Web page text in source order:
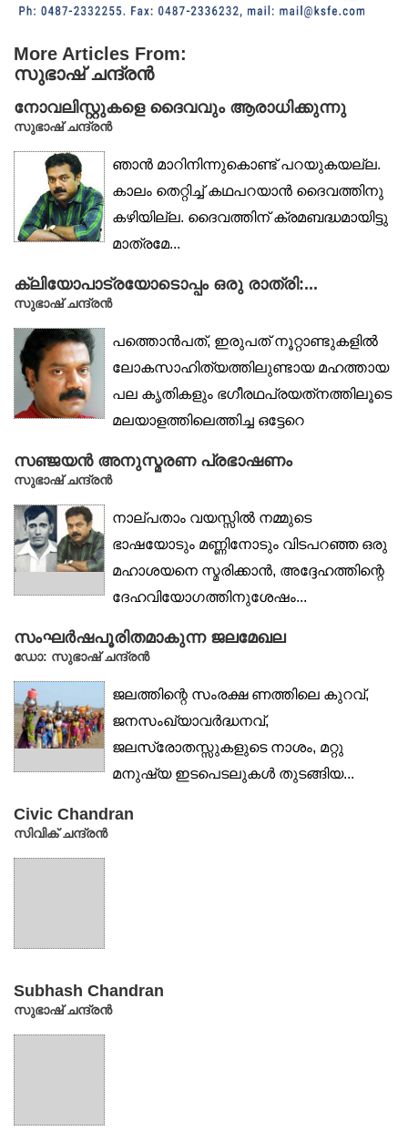
More Articles From:
സുഭാഷ് ചന്ദ്രൻ
നോവലിസ്റ്റുകളെ ദൈവവും ആരാധിക്കുന്നു
സുഭാഷ് ചന്ദ്രൻ
ഞാൻ മാറിനിന്നുകൊണ്ട് പറയുകയല്ല.
കാലം തെറ്റിച്ച് കഥപറയാൻ ദൈവത്തിനു
കഴിയില്ല. ദൈവത്തിന് ക്രമബദ്ധമായിട്ടു
മാത്രമേ...
ക്ലിയോപാട്രയോടൊപ്പം ഒരു രാത്രി:...
സുഭാഷ് ചന്ദ്രൻ
പത്തൊൻപത്, ഇരുപത് നൂറ്റാണ്ടുകളിൽ
ലോകസാഹിത്യത്തിലുണ്ടായ മഹത്തായ
പല കൃതികളും ഭഗീരഥപ്രയത്‌നത്തിലൂടെ
മലയാളത്തിലെത്തിച്ച ഒട്ടേറെ
സഞ്ജയൻ അനുസ്മരണ പ്രഭാഷണം
സുഭാഷ് ചന്ദ്രൻ
നാല്പതാം വയസ്സിൽ നമ്മുടെ
ഭാഷയോടും മണ്ണിനോടും വിടപറഞ്ഞ ഒരു
മഹാശയനെ സ്മരിക്കാൻ, അദ്ദേഹത്തിന്റെ
ദേഹവിയോഗത്തിനുശേഷം...
സംഘർഷപൂരിതമാകുന്ന ജലമേഖല
ഡോ: സുഭാഷ് ചന്ദ്രൻ
ജലത്തിന്റെ സംരക്ഷ ണത്തിലെ കുറവ്,
ജനസംഖ്യാവർദ്ധനവ്,
ജലസ്രോതസ്സുകളുടെ നാശം, മറ്റു
മനുഷ്യ ഇടപെടലുകൾ തുടങ്ങിയ...
Civic Chandran
സിവിക് ചന്ദ്രൻ
Subhash Chandran
സുഭാഷ് ചന്ദ്രൻ